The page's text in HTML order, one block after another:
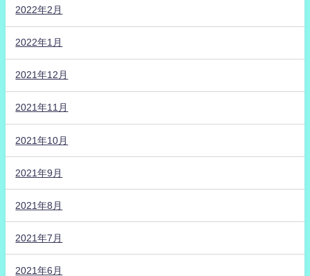
2022年2月
2022年1月
2021年12月
2021年11月
2021年10月
2021年9月
2021年8月
2021年7月
2021年6月